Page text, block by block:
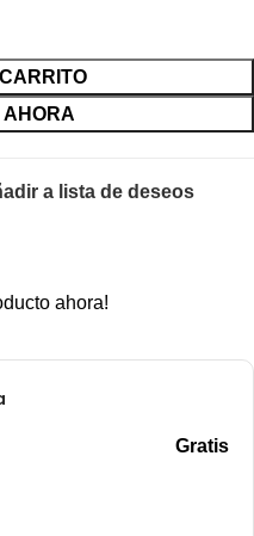
a lista de deseos
ahora!
Gratis